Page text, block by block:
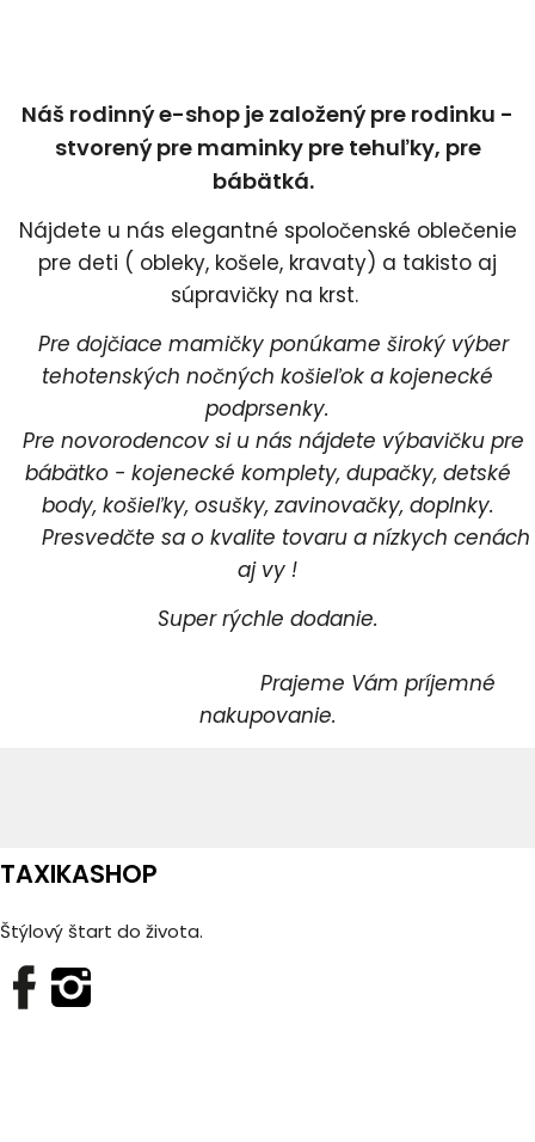
Náš rodinný e-shop je založený pre rodinku -
stvorený pre maminky pre tehuľky, pre
bábätká.
Nájdete u nás elegantné spoločenské oblečenie
pre deti ( obleky, košele, kravaty) a takisto aj
súpravičky na krst.
Pre dojčiace mamičky ponúkame široký výber
tehotenských nočných košieľok a kojenecké
podprsenky.
Pre novorodencov si u nás nájdete výbavičku pre
bábätko - kojenecké komplety, dupačky, detské
body, košieľky, osušky, zavinovačky, doplnky.
Presvedčte sa o kvalite tovaru a nízkych cenách
aj vy !
Super rýchle dodanie.
Prajeme Vám príjemné
nakupovanie.
TAXIKASHOP
Štýlový štart do života.